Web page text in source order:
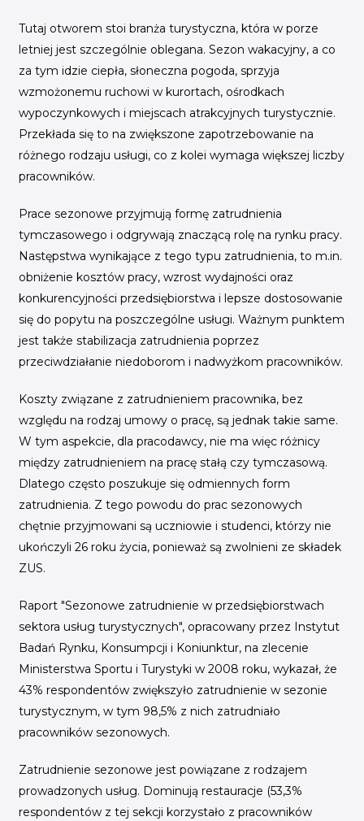
KAMPANIA Z WYNIKAMI
Tutaj otworem stoi branża turystyczna, która w porze
letniej jest szczególnie oblegana. Sezon wakacyjny, a co
za tym idzie ciepła, słoneczna pogoda, sprzyja
wzmożonemu ruchowi w kurortach, ośrodkach
wypoczynkowych i miejscach atrakcyjnych turystycznie.
Przekłada się to na zwiększone zapotrzebowanie na
różnego rodzaju usługi, co z kolei wymaga większej liczby
pracowników.
Prace sezonowe przyjmują formę zatrudnienia
tymczasowego i odgrywają znaczącą rolę na rynku pracy.
Następstwa wynikające z tego typu zatrudnienia, to m.in.
obniżenie kosztów pracy, wzrost wydajności oraz
konkurencyjności przedsiębiorstwa i lepsze dostosowanie
się do popytu na poszczególne usługi. Ważnym punktem
jest także stabilizacja zatrudnienia poprzez
przeciwdziałanie niedoborom i nadwyżkom pracowników.
Koszty związane z zatrudnieniem pracownika, bez
względu na rodzaj umowy o pracę, są jednak takie same.
W tym aspekcie, dla pracodawcy, nie ma więc różnicy
między zatrudnieniem na pracę stałą czy tymczasową.
Dlatego często poszukuje się odmiennych form
zatrudnienia. Z tego powodu do prac sezonowych
chętnie przyjmowani są uczniowie i studenci, którzy nie
ukończyli 26 roku życia, ponieważ są zwolnieni ze składek
ZUS.
Raport "Sezonowe zatrudnienie w przedsiębiorstwach
sektora usług turystycznych", opracowany przez Instytut
Badań Rynku, Konsumpcji i Koniunktur, na zlecenie
Ministerstwa Sportu i Turystyki w 2008 roku, wykazał, że
43% respondentów zwiększyło zatrudnienie w sezonie
turystycznym, w tym 98,5% z nich zatrudniało
pracowników sezonowych.
Zatrudnienie sezonowe jest powiązane z rodzajem
prowadzonych usług. Dominują restauracje (53,3%
respondentów z tej sekcji korzystało z pracowników